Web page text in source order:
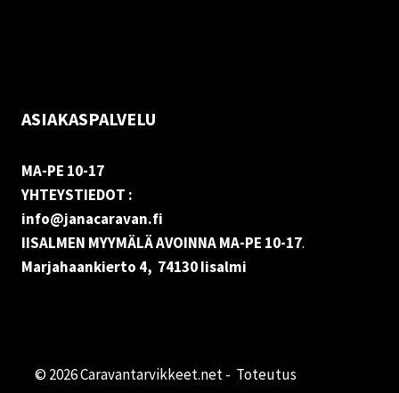
ASIAKASPALVELU
MA-PE 10-17
YHTEYSTIEDOT :
info@janacaravan.fi
IISALMEN MYYMÄLÄ AVOINNA MA-PE 10-17.
Marjahaankierto 4, 74130 Iisalmi
© 2026 Caravantarvikkeet.net - Toteutus